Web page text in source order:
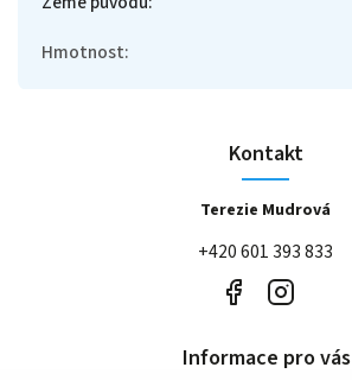
Hmotnost:
Kontakt
Terezie Mudrová
+420 601 393 833
Informace pro vás